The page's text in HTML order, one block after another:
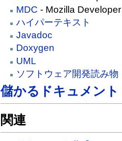
MDC - Mozilla
ハイパーテキスト
Javadoc
Doxygen
UML
ソフトウェア開発読み物
儲かるドキュメント
関連